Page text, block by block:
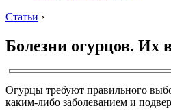
Статьи ›
Болезни огурцов. Их
Огурцы требуют правильного
каким-либо заболеванием и